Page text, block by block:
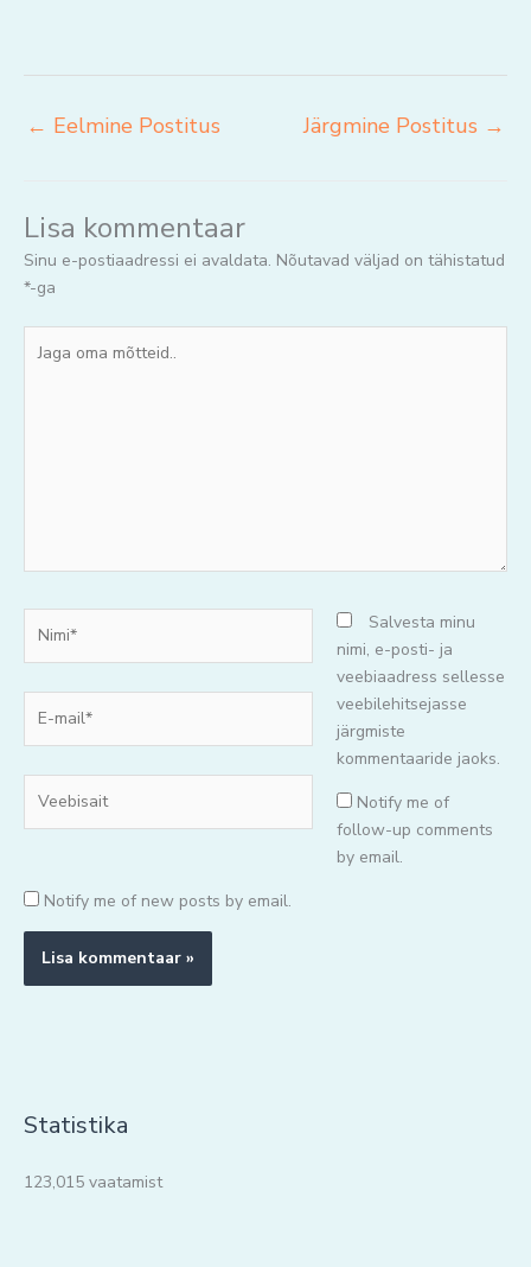
← Eelmine Postitus Järgmine Postitus →
Lisa kommentaar
Sinu e-postiaadressi ei avaldata. Nõutavad väljad on tähistatud
*-ga
oma
mail*
Salvesta minu
nimi, e-posti- ja
veebiaadress sellesse
veebilehitsejasse
järgmiste
kommentaaride jaoks.
Notify me of
follow-up comments
by email.
Notify me of new posts by email.
Statistika
123,015 vaatamist